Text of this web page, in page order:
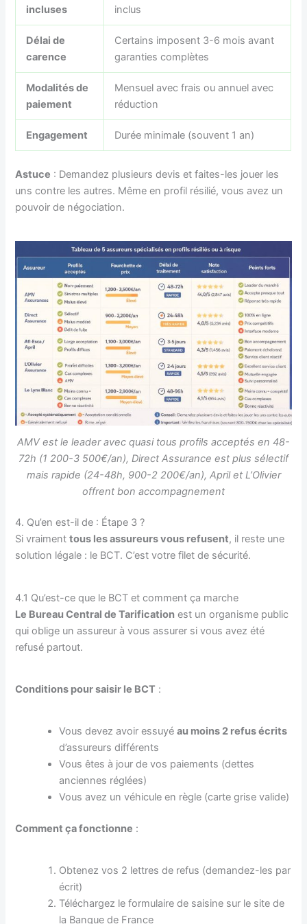
incluses
inclus
Délai de
carence
Certains imposent 3-6 mois avant
garanties complètes
Modalités de
paiement
Mensuel avec frais ou annuel avec
réduction
Engagement Durée minimale (souvent 1 an)
Astuce : Demandez plusieurs devis et faites-les jouer les
uns contre les autres. Même en profil résilié, vous avez un
pouvoir de négociation.
AMV est le leader avec quasi tous profils acceptés en 48-
72h (1 200-3 500€/an), Direct Assurance est plus sélectif
mais rapide (24-48h, 900-2 200€/an), April et L’Olivier
offrent bon accompagnement
4. Qu’en est-il de : Étape 3 ?
Si vraimenttous les assureurs vous refusent, il reste une
solution légale : le BCT. C’est votre filet de sécurité.
4.1 Qu’est-ce que le BCT et comment ça marche
Le Bureau Central de Tarification est un organisme public
qui oblige un assureur à vous assurer si vous avez été
refusé partout.
Conditions pour saisir le BCT :
Vous devez avoir essuyéau moins 2 refus écrits
d’assureurs différents
Vous êtes à jour de vos paiements (dettes
anciennes réglées)
Vous avez un véhicule en règle (carte grise valide)
Comment ça fonctionne :
Obtenez vos 2 lettres de refus (demandez-les par
écrit)
Téléchargez le formulaire de saisine sur le site de
la Banque de France